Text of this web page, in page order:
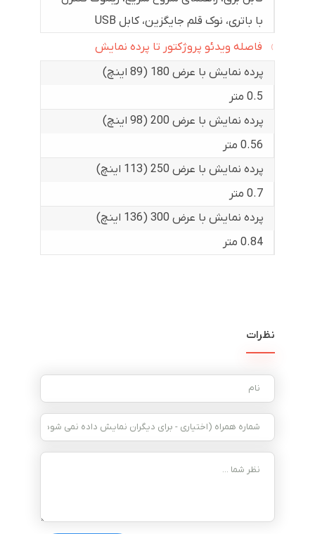
با باتری، نوک قلم جایگزین، کابل USB
فاصله ویدئو پروژکتور تا پرده نمایش
پرده نمایش با عرض 180 (89 اینچ)
0.5 متر
پرده نمایش با عرض 200 (98 اینچ)
0.56 متر
پرده نمایش با عرض 250 (113 اینچ)
0.7 متر
پرده نمایش با عرض 300 (136 اینچ)
0.84 متر
نظرات